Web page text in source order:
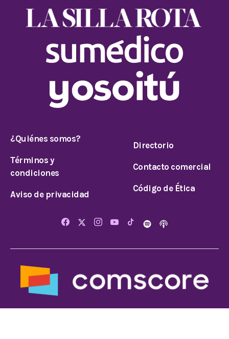
¿Quiénes somos?
Términos y
condiciones
Aviso de privacidad
Directorio
Contacto comercial
Código de Ética